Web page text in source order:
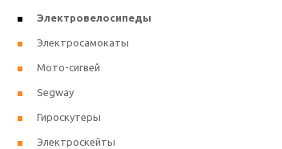
Электровелосипеды
Электросамокаты
Мото-сигвей
Segway
Гироскутеры
Электроскейты